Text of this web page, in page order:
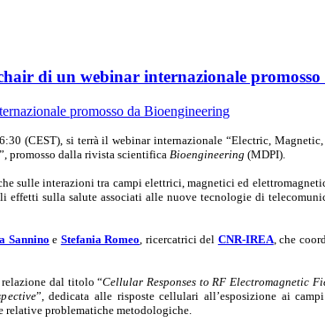
di un webinar internazionale
(CEST), si terrà il webinar internazionale “Electric,
promosso dalla rivista scientifica Bioengineering (MDPI).
sulle interazioni tra campi elettrici, magnetici ed
effetti sulla salute associati alle nuove tecnologie di
Sannino e Stefania Romeo , ricercatrici del CNR-IREA, che
relazione dal titolo “Cellular Responses to RF Electromagnetic
”, dedicata alle risposte cellulari all’esposizione ai
problematiche metodologiche.